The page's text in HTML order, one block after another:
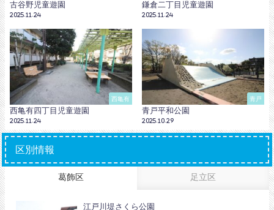
古谷野児童遊園
2025.11.24
鎌倉二丁目児童遊園
2025.11.24
西亀有
西亀有四丁目児童遊園
2025.11.24
青戸
青戸平和公園
2025.10.29
区別情報
葛飾区 足立区
江戸川堤さくら公園